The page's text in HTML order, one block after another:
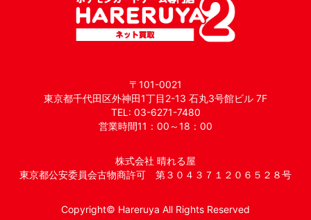
〒101-0021
東京都千代田区外神田1丁目2-13 石丸3号館ビル 7F
TEL: 03-6271-7480
営業時間11：00～18：00
株式会社 晴れる屋
東京都公安委員会古物商許可 第３０４３７１２０６５２８号
Copyright© Hareruya All Rights Reserved